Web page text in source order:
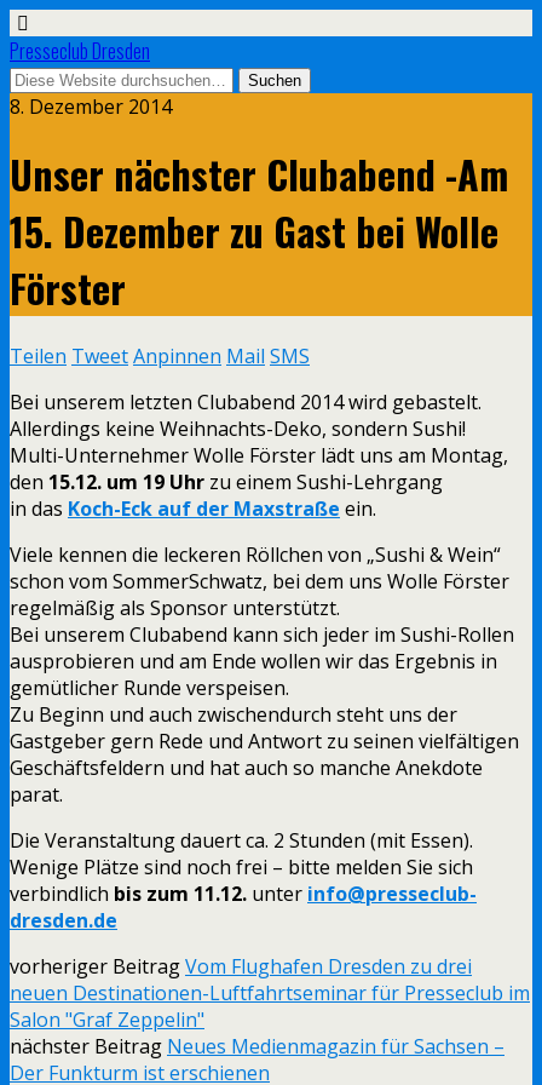
Presseclub Dresden
8. Dezember 2014
Unser nächster Clubabend -Am
15. Dezember zu Gast bei Wolle
Förster
Teilen TweetAnpinnen Mail SMS
Bei unserem letzten Clubabend 2014 wird gebastelt.
Allerdings keine Weihnachts-Deko, sondern Sushi!
Multi-Unternehmer Wolle Förster lädt uns am Montag,
den 15.12. um 19 Uhr zu einem Sushi-Lehrgang
in das Koch-Eck auf der Maxstraße ein.
Viele kennen die leckeren Röllchen von „Sushi & Wein“
schon vom SommerSchwatz, bei dem uns Wolle Förster
regelmäßig als Sponsor unterstützt.
Bei unserem Clubabend kann sich jeder im Sushi-Rollen
ausprobieren und am Ende wollen wir das Ergebnis in
gemütlicher Runde verspeisen.
Zu Beginn und auch zwischendurch steht uns der
Gastgeber gern Rede und Antwort zu seinen vielfältigen
Geschäftsfeldern und hat auch so manche Anekdote
parat.
Die Veranstaltung dauert ca. 2 Stunden (mit Essen).
Wenige Plätze sind noch frei – bitte melden Sie sich
verbindlich bis zum 11.12. unter info@presseclub-
dresden.de
vorheriger BeitragVom Flughafen Dresden zu drei
neuen Destinationen-Luftfahrtseminar für Presseclub im
Salon "Graf Zeppelin"
nächster Beitrag Neues Medienmagazin für Sachsen –
Der Funkturm ist erschienen